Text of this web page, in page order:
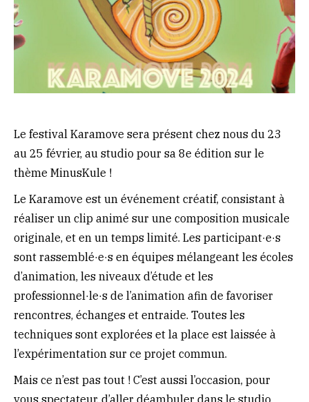
Le festival Karamove sera présent chez nous du 23
au 25 février, au studio pour sa 8e édition sur le
thème MinusKule !
Le Karamove est un événement créatif, consistant à
réaliser un clip animé sur une composition musicale
originale, et en un temps limité. Les participant·e·s
sont rassemblé·e·s en équipes mélangeant les écoles
d’animation, les niveaux d’étude et les
professionnel·le·s de l’animation afin de favoriser
rencontres, échanges et entraide. Toutes les
techniques sont explorées et la place est laissée à
l’expérimentation sur ce projet commun.
Mais ce n’est pas tout ! C’est aussi l’occasion, pour
vous spectateur, d’aller déambuler dans le studio